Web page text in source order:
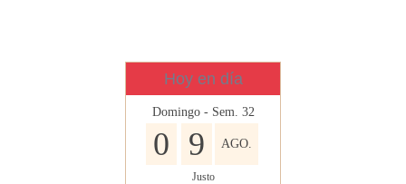
Hoy en día
Domingo - Sem. 32
0 9 AGO.
Justo